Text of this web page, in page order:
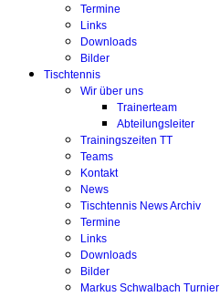
Termine
Links
Downloads
Bilder
Tischtennis
Wir über uns
Trainerteam
Abteilungsleiter
Trainingszeiten TT
Teams
Kontakt
News
Tischtennis News Archiv
Termine
Links
Downloads
Bilder
Markus Schwalbach Turnier